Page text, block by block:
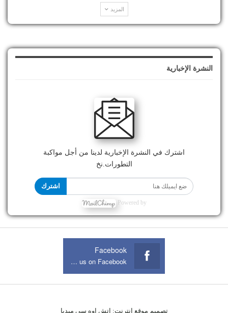
المزيد
النشرة الإخبارية
اشترك في النشرة الإخبارية لدينا من أجل مواكبة
التطورات.نخ
اشترك
Powered by
Facebook
Join us on Facebook
تصميم موقع انترنت: اتش اوه سى ميديا